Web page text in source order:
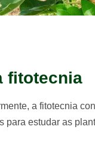
fitotecnia
a fitotecnia
para estudar as